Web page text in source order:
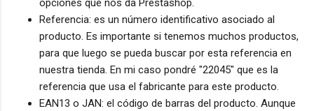
opciones que nos da Prestashop.
Referencia: es un número identificativo asociado al
producto. Es importante si tenemos muchos productos,
para que luego se pueda buscar por esta referencia en
nuestra tienda. En mi caso pondré "22045" que es la
referencia que usa el fabricante para este producto.
EAN13 o JAN: el código de barras del producto. Aunque